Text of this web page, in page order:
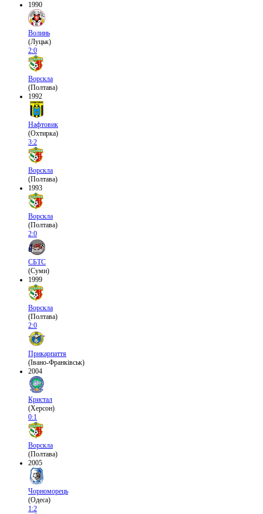
1990
Волинь
(Луцьк)
2:0
Ворскла
(Полтава)
1992
Нафтовик
(Охтирка)
3:2
Ворскла
(Полтава)
1993
Ворскла
(Полтава)
2:0
СБТС
(Суми)
1999
Ворскла
(Полтава)
2:0
Прикарпаття
(Івано-Франківськ)
2004
Кристал
(Херсон)
0:1
Ворскла
(Полтава)
2005
Чорноморець
(Одеса)
1:2